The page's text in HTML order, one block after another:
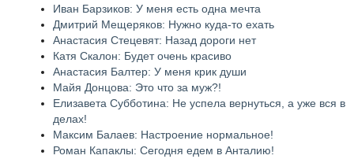
Иван Барзиков: У меня есть одна мечта
Дмитрий Мещеряков: Нужно куда-то ехать
Анастасия Стецевят: Назад дороги нет
Катя Скалон: Будет очень красиво
Анастасия Балтер: У меня крик души
Майя Донцова: Это что за муж?!
Елизавета Субботина: Не успела вернуться, а уже вся в
делах!
Максим Балаев: Настроение нормальное!
Роман Капаклы: Сегодня едем в Анталию!